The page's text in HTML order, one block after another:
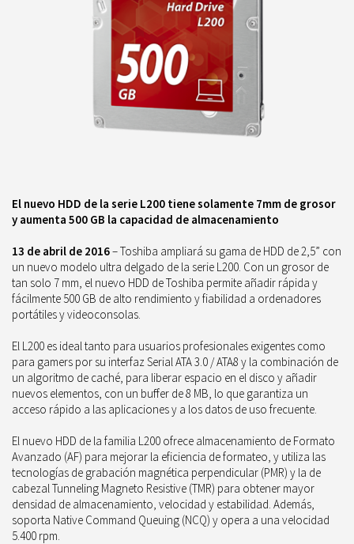
El nuevo HDD de la serie L200 tiene solamente 7mm de grosor
y aumenta 500 GB la capacidad de almacenamiento
13 de abril de 2016–Toshiba ampliará su gama de HDD de 2,5” con
un nuevo modelo ultra delgado de la serie L200. Con un grosor de
tan solo 7 mm, el nuevo HDD de Toshiba permite añadir rápida y
fácilmente 500 GB de alto rendimiento y fiabilidad a ordenadores
portátiles y videoconsolas.
El L200 es ideal tanto para usuarios profesionales exigentes como
para gamers por su interfaz Serial ATA 3.0 / ATA8 y la combinación de
un algoritmo de caché, para liberar espacio en el disco y añadir
nuevos elementos, con un buffer de 8 MB, lo que garantiza un
acceso rápido a las aplicaciones y a los datos de uso frecuente.
El nuevo HDD de la familia L200 ofrece almacenamiento de Formato
Avanzado (AF) para mejorar la eficiencia de formateo, y utiliza las
tecnologías de grabación magnética perpendicular (PMR) y la de
cabezal Tunneling Magneto Resistive (TMR) para obtener mayor
densidad de almacenamiento, velocidad y estabilidad. Además,
soporta Native Command Queuing (NCQ) y opera a una velocidad
5.400 rpm.